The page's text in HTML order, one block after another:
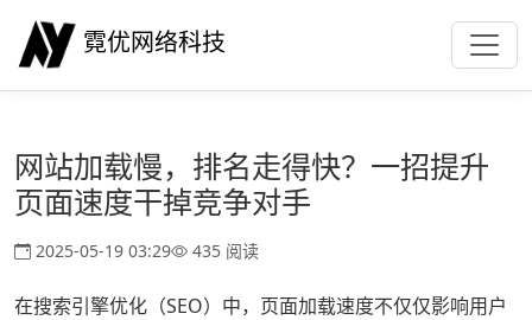
霓优网络科技
网站加载慢，排名走得快？一招提升
页面速度干掉竞争对手
2025-05-19 03:29 435 阅读
在搜索引擎优化（SEO）中，页面加载速度不仅仅影响用户